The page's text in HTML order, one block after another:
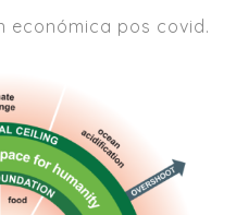
económica pos covid.